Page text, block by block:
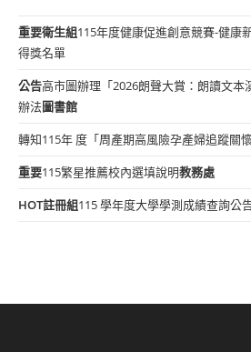
重要衛生組115年度健康促進創意競賽-健康
得獎名單
公告高市圖辦理「2026朗聲大賞：朗讀文本
辦法圖書館
轉知115年 度「周產期高風險孕產婦追蹤關
重要115繁星推薦校內選填說明教務處
HOT註冊組115 學年度大學學測成績查詢公